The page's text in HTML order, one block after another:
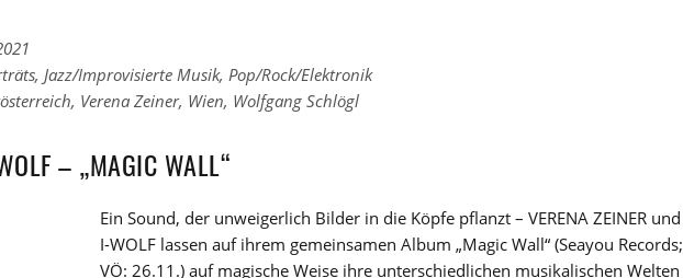
, Jazz/Improvisierte Musik, Pop/Rock/Elektronik
, Verena Zeiner, Wien, Wolfgang Schlögl
– „MAGIC WALL“
Ein Sound, der unweigerlich Bilder in die Köpfe pflanzt – VERENA ZEINER und
I-WOLF lassen auf ihrem gemeinsamen Album „Magic Wall“ (Seayou Records;
VÖ: 26.11.) auf magische Weise ihre unterschiedlichen musikalischen Welten